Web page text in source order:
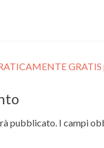
pubblicato. I campi